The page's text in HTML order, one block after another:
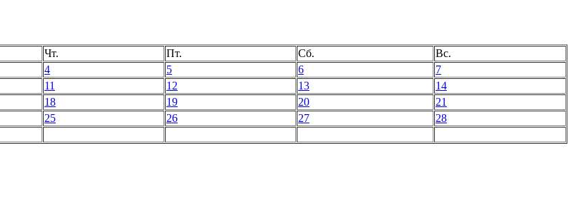
Чт. Пт. Сб.
Вс.
4 5 6
7
11 12 13
14
18 19 20
21
25 26 27
28